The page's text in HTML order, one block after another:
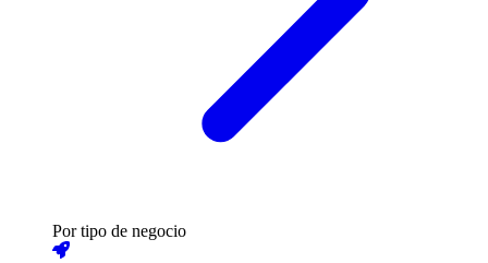
Por tipo de negocio